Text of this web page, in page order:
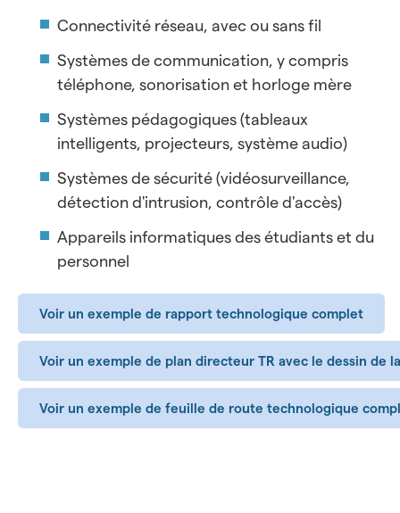
Connectivité réseau, avec ou sans fil
Systèmes de communication, y compris
téléphone, sonorisation et horloge mère
Systèmes pédagogiques (tableaux
intelligents, projecteurs, système audio)
Systèmes de sécurité (vidéosurveillance,
détection d'intrusion, contrôle d'accès)
Appareils informatiques des étudiants et du
personnel
Voir un exemple de rapport technologique complet
Voir un exemple de plan directeur TR avec le dessin de
Voir un exemple de feuille de route technologique